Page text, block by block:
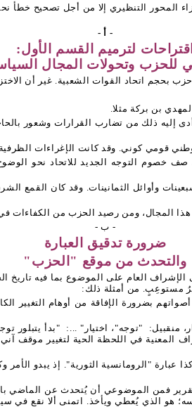
المحور التنظيري إلا من أجل تصحيح خطأ
- أ -
اقتراحات لترميم القسم الأول:
للحزب وتحولات المجال
اتحاد القوات الشعبية. غير أن
أدى إليه ذلك من تضارب القرارات وشعور
كوني. وقد كانت الإغراءات الظرفية
وأوائل الثمانينات. وقد كان القمع
- ب -
ضرورة تدقيق العبارة
والتحدث من موقع "الحزب"
العام على الموضوع بما فيه تاريخ
مستوعِبٍ. من أمثلة ذلك:
بضرورة الإفاقة من أوهام التغيير
منقبيل: "توجه"، اختيار" ...: "بدأ يتبلور
في اللحظة الحية لتغيير موقف
في انعدام الدقة والحياد كلمات: " الفورة" ، "ترسبات الماضي" (ص6). وكذا
فمن الموضوعي أن يُتحدث عن
الذي يُعطي ويأخذ. اتمنى ألا نقع في